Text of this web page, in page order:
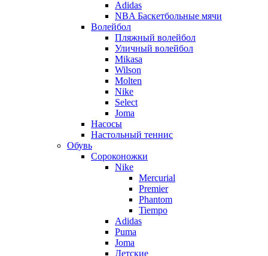
Adidas
NBA Баскетбольные мячи
Волейбол
Пляжный волейбол
Уличный волейбол
Mikasa
Wilson
Molten
Nike
Select
Joma
Насосы
Настольный теннис
Обувь
Сороконожки
Nike
Mercurial
Premier
Phantom
Tiempo
Adidas
Puma
Joma
Детские